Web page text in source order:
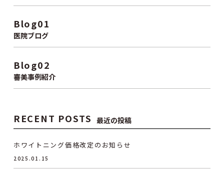
Blog01
医院ブログ
Blog02
審美事例紹介
RECENT POSTS 最近の投稿
ホワイトニング価格改定のお知らせ
2025.01.15